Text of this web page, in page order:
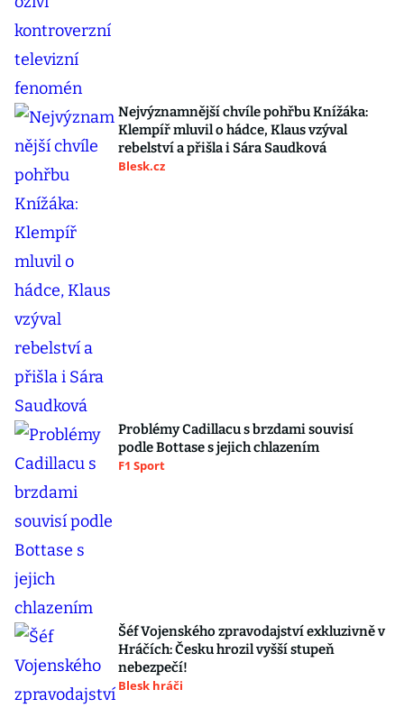
Nejvýznamnější chvíle pohřbu Knížáka:
Klempíř mluvil o hádce, Klaus vzýval
rebelství a přišla i Sára Saudková
Blesk.cz
Problémy Cadillacu s brzdami souvisí
podle Bottase s jejich chlazením
F1 Sport
Šéf Vojenského zpravodajství exkluzivně v
Hráčích: Česku hrozil vyšší stupeň
nebezpečí!
Blesk hráči